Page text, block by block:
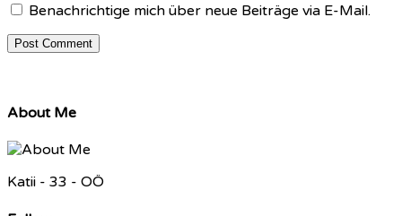
Benachrichtige mich über neue Beiträge via E-Mail.
About Me
Katii - 33 - OÖ